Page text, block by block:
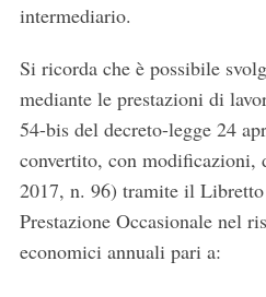
intermediario.
Si ricorda che è possibile
mediante le prestazioni di
54-bis del decreto-legge 24
convertito, con modificazioni,
2017, n. 96) tramite il
Prestazione Occasionale nel
economici annuali pari a: